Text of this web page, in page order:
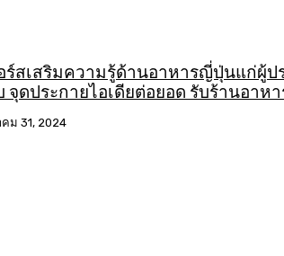
ร์สเสริมความรู้ด้านอาหารญี่ปุ่นแก่ผู้ป
ดประกายไอเดียต่อยอด รับร้านอาห
ม 31, 2024